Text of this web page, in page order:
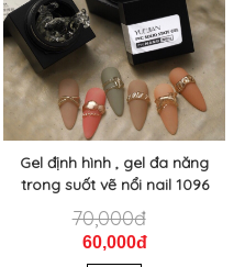
Gel định hình , gel đa năng
trong suốt vẽ nổi nail 1096
70,000đ
60,000đ